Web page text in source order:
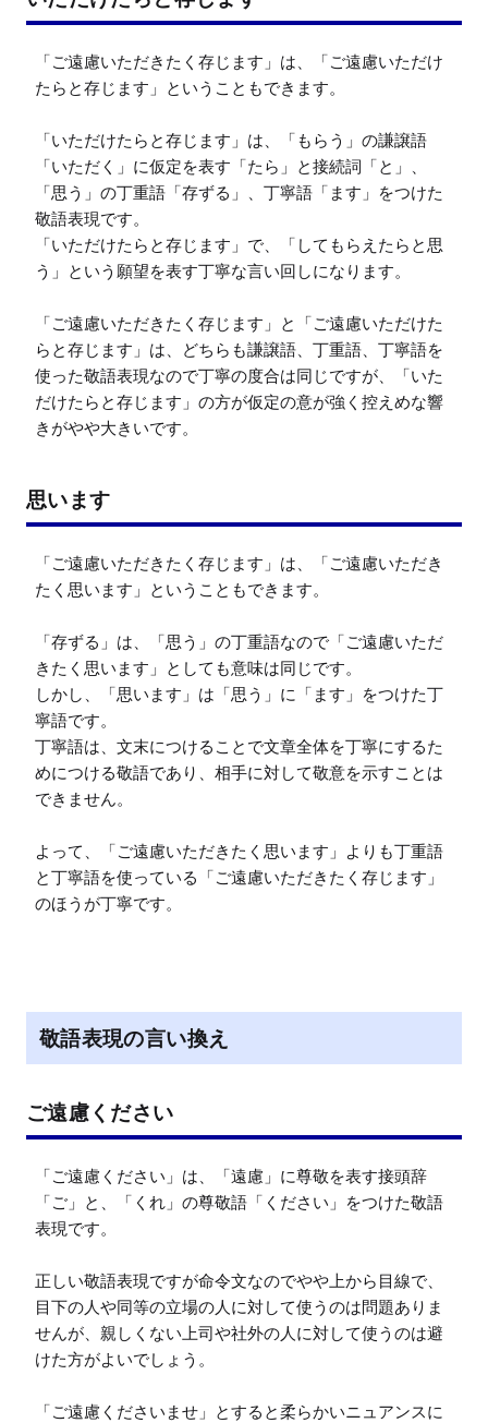
「ご遠慮いただきたく存じます」は、「ご遠慮いただけ
たらと存じます」ということもできます。
「いただけたらと存じます」は、「もらう」の謙譲語
「いただく」に仮定を表す「たら」と接続詞「と」、
「思う」の丁重語「存ずる」、丁寧語「ます」をつけた
敬語表現です。
「いただけたらと存じます」で、「してもらえたらと思
う」という願望を表す丁寧な言い回しになります。
「ご遠慮いただきたく存じます」と「ご遠慮いただけた
らと存じます」は、どちらも謙譲語、丁重語、丁寧語を
使った敬語表現なので丁寧の度合は同じですが、「いた
だけたらと存じます」の方が仮定の意が強く控えめな響
きがやや大きいです。
思います
「ご遠慮いただきたく存じます」は、「ご遠慮いただき
たく思います」ということもできます。
「存ずる」は、「思う」の丁重語なので「ご遠慮いただ
きたく思います」としても意味は同じです。
しかし、「思います」は「思う」に「ます」をつけた丁
寧語です。
丁寧語は、文末につけることで文章全体を丁寧にするた
めにつける敬語であり、相手に対して敬意を示すことは
できません。
よって、「ご遠慮いただきたく思います」よりも丁重語
と丁寧語を使っている「ご遠慮いただきたく存じます」
のほうが丁寧です。
敬語表現の言い換え
ご遠慮ください
「ご遠慮ください」は、「遠慮」に尊敬を表す接頭辞
「ご」と、「くれ」の尊敬語「ください」をつけた敬語
表現です。
正しい敬語表現ですが命令文なのでやや上から目線で、
目下の人や同等の立場の人に対して使うのは問題ありま
せんが、親しくない上司や社外の人に対して使うのは避
けた方がよいでしょう。
「ご遠慮くださいませ」とすると柔らかいニュアンスに